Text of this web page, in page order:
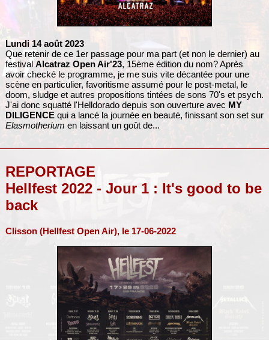
Lundi 14 août 2023
Que retenir de ce 1er passage pour ma part (et non le dernier) au
festival Alcatraz Open Air'23, 15ème édition du nom? Après
avoir checké le programme, je me suis vite décantée pour une
scène en particulier, favoritisme assumé pour le post-metal, le
doom, sludge et autres propositions tintées de sons 70's et psych.
J'ai donc squatté l'Helldorado depuis son ouverture avec MY
DILIGENCEqui a lancé la journée en beauté, finissant son set sur
Elasmotherium en laissant un goût de...
REPORTAGE
Hellfest 2022 - Jour 1 : It's good to be
back
Clisson (Hellfest Open Air), le 17-06-2022